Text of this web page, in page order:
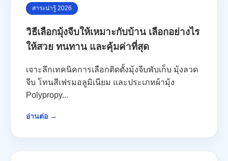
สาระน่ารู้ 2026
วิธีเลือกมุ้งจีบให้เหมาะกับบ้าน เลือกอย่างไร
ให้สวย ทนทาน และคุ้มค่าที่สุด
เจาะลึกเทคนิคการเลือกติดตั้งมุ้งจีบพับเก็บ มุ้งลวด
จีบ โทนสีเฟรมอลูมิเนียม และประเภทผ้ามุ้ง
Polypropy...
อ่านต่อ →